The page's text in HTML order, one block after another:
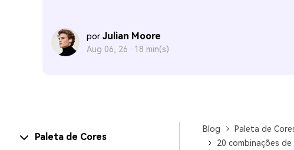
por Julian Moore
Aug 06, 26 · 18 min(s)
Paleta de Cores
Blog
Paleta de
20 combinações